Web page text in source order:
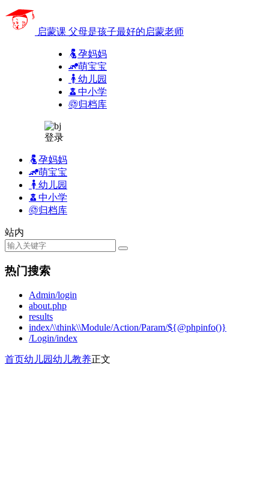
启蒙课 父母是孩子最好的启蒙老师
孕妈妈
萌宝宝
幼儿园
中小学
归档库
登录
孕妈妈
萌宝宝
幼儿园
中小学
归档库
站内
热门搜索
Admin/login
about.php
results
index/\\think\\Module/Action/Param/${@phpinfo()}
/Login/index
首页幼儿园幼儿教养正文